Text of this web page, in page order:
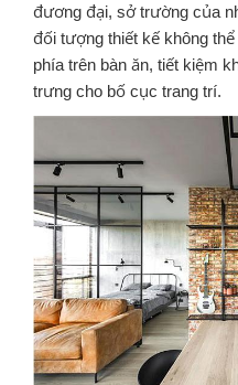
đương đại, sở trường của
đối tượng thiết kế không
phía trên bàn ăn, tiết kiệm
trưng cho bố cục trang trí.